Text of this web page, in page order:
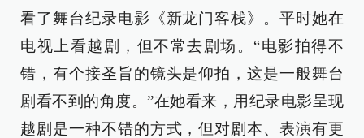
看了舞台纪录电影《新龙门客栈》。平时她在
电视上看越剧，但不常去剧场。“电影拍得不
错，有个接圣旨的镜头是仰拍，这是一般舞台
剧看不到的角度。”在她看来，用纪录电影呈现
越剧是一种不错的方式，但对剧本、表演有更